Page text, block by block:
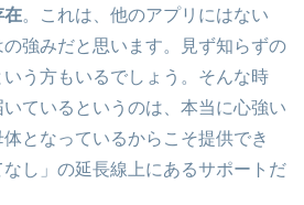
在。これは、他のアプリにはない
の強みだと思います。見ず知らずの
いう方もいるでしょう。そんな時
ているというのは、本当に心強い
となっているからこそ提供でき
し」の延長線上にあるサポートだ